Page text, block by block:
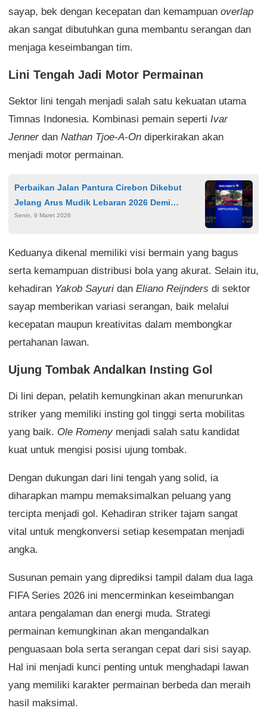
sayap, bek dengan kecepatan dan kemampuan overlap
akan sangat dibutuhkan guna membantu serangan dan
menjaga keseimbangan tim.
Lini Tengah Jadi Motor Permainan
Sektor lini tengah menjadi salah satu kekuatan utama
Timnas Indonesia. Kombinasi pemain seperti Ivar
Jennerdan Nathan Tjoe-A-On diperkirakan akan
menjadi motor permainan.
Perbaikan Jalan Pantura Cirebon Dikebut
Jelang Arus Mudik Lebaran 2026 Demi
Kelancaran Pemudik
Senin, 9 Maret 2026
Keduanya dikenal memiliki visi bermain yang bagus
serta kemampuan distribusi bola yang akurat. Selain itu,
kehadiran Yakob Sayuri dan Eliano Reijnders di sektor
sayap memberikan variasi serangan, baik melalui
kecepatan maupun kreativitas dalam membongkar
pertahanan lawan.
Ujung Tombak Andalkan Insting Gol
Di lini depan, pelatih kemungkinan akan menurunkan
striker yang memiliki insting gol tinggi serta mobilitas
yang baik. Ole Romeny menjadi salah satu kandidat
kuat untuk mengisi posisi ujung tombak.
Dengan dukungan dari lini tengah yang solid, ia
diharapkan mampu memaksimalkan peluang yang
tercipta menjadi gol. Kehadiran striker tajam sangat
vital untuk mengkonversi setiap kesempatan menjadi
angka.
Susunan pemain yang diprediksi tampil dalam dua laga
FIFA Series 2026 ini mencerminkan keseimbangan
antara pengalaman dan energi muda. Strategi
permainan kemungkinan akan mengandalkan
penguasaan bola serta serangan cepat dari sisi sayap.
Hal ini menjadi kunci penting untuk menghadapi lawan
yang memiliki karakter permainan berbeda dan meraih
hasil maksimal.